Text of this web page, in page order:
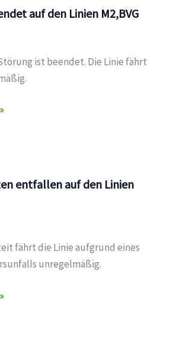
auf den Linien M2,BVG
ist beendet. Die Linie fährt
entfallen auf den Linien
fährt die Linie aufgrund eines
unregelmäßig.